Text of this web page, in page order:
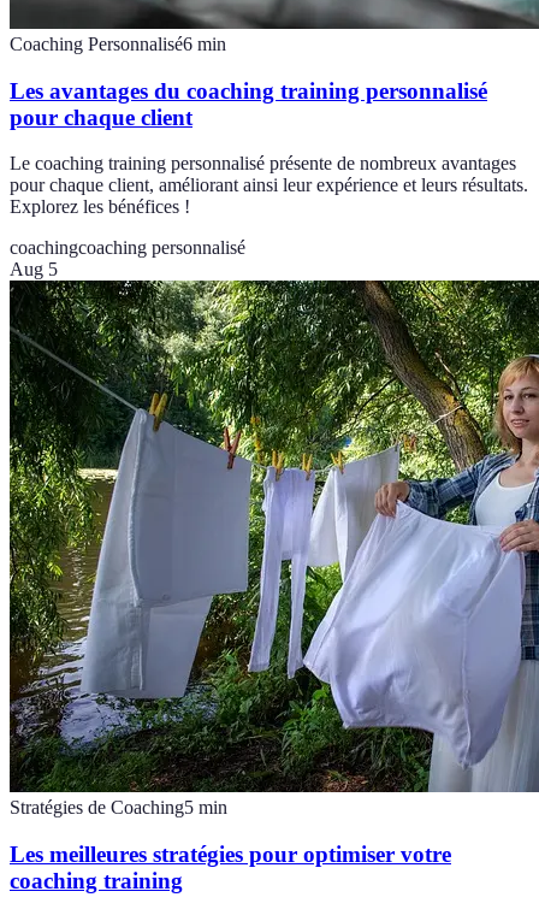
Coaching Personnalisé6 min
Les avantages du coaching training personnalisé
pour chaque client
Le coaching training personnalisé présente de nombreux avantages
pour chaque client, améliorant ainsi leur expérience et leurs résultats.
Explorez les bénéfices !
coachingcoaching personnalisé
Aug 5
Stratégies de Coaching5 min
Les meilleures stratégies pour optimiser votre
coaching training